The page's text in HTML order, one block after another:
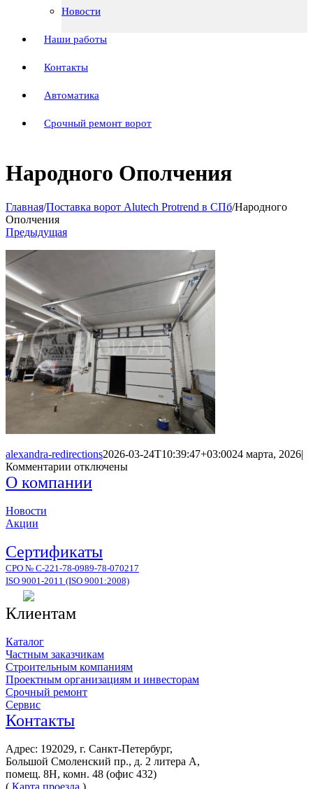
Новости
Наши работы
Контакты
Автоматика
Срочный ремонт ворот
Народного Ополчения
Главная/Поставка ворот Alutech Protrend в СПб/Народного
Ополчения
Предыдущая
alexandra-redirections2026-03-24T10:39:47+03:0024 марта, 2026|
Комментарии к
записи
Народного
отключены
О компании
Новости
Акции
Сертификаты
СРО № С-221-78-0989-78-070217
ISO 9001-2011 (ISO 9001:2008)
Клиентам
Каталог
Частным заказчикам
Строительным компаниям
Проектным организациям и инвесторам
Срочный ремонт
Сервис
Контакты
Адрес: 192029, г. Санкт-Петербург,
Большой Смоленский пр., д. 2 литера А,
помещ. 8Н, комн. 48 (офис 432)